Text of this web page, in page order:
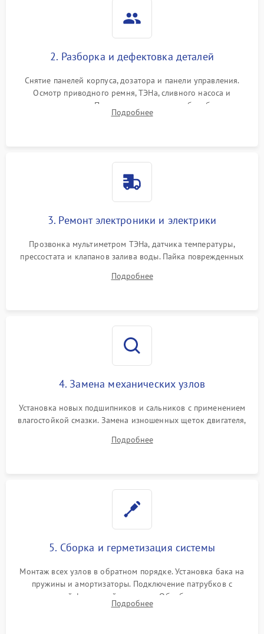
2. Разборка и дефектовка деталей
Снятие панелей корпуса, дозатора и панели управления.
Осмотр приводного ремня, ТЭНа, сливного насоса и
амортизаторов. Проверка подшипников барабана и
крестовины на износ, а манжеты люка на разрывы.
Подробнее
3. Ремонт электроники и электрики
Прозвонка мультиметром ТЭНа, датчика температуры,
прессостата и клапанов залива воды. Пайка поврежденных
Восстановление целостности проводки и контактов.
Подробнее
4. Замена механических узлов
Установка новых подшипников и сальников с применением
влагостойкой смазки. Замена изношенных щеток двигателя,
или поврежденной резиновой манжеты.
Подробнее
5. Сборка и герметизация системы
Монтаж всех узлов в обратном порядке. Установка бака на
пружины и амортизаторы. Подключение патрубков с
надежной фиксацией хомутами. Обработка стыков
герметиком для предотвращения возможных протечек воды.
Подробнее